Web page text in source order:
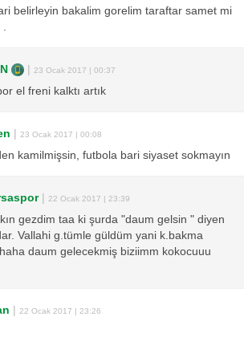
belirleyin bakalim gorelim taraftar samet mi
.
23 Ocak 2017 | 00:37
el freni kalktı artık
23 Ocak 2017 | 00:08
kamilmişsin, futbola bari siyaset sokmayın
| 22 Ocak 2017 | 23:39
gezdim taa ki şurda "daum gelsin " diyen
Vallahi g.tümle güldüm yani k.bakma
daum gelecekmiş biziimm kokocuuu
22 Ocak 2017 | 23:26